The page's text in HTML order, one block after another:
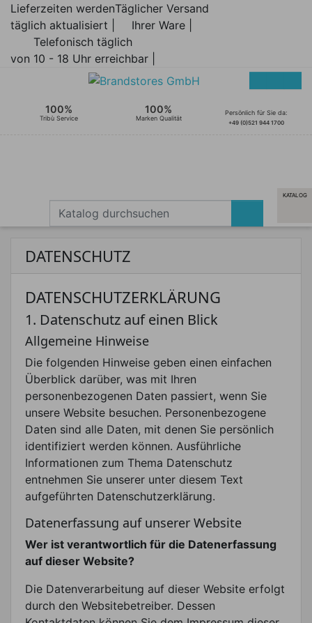
Lieferzeiten werden
täglich aktualisiert |
Täglicher Versand
Ihrer Ware |
Telefonisch täglich
von 10 - 18 Uhr erreichbar |
100%
Tribù Service
100%
Marken Qualität
Persönlich für Sie da:
+49 (0)521 944 1700
DATENSCHUTZ
DATENSCHUTZERKLÄRUNG
1. Datenschutz auf einen Blick
Allgemeine Hinweise
Die folgenden Hinweise geben einen einfachen
Überblick darüber, was mit Ihren
personenbezogenen Daten passiert, wenn Sie
unsere Website besuchen. Personenbezogene
Daten sind alle Daten, mit denen Sie persönlich
identifiziert werden können. Ausführliche
Informationen zum Thema Datenschutz
entnehmen Sie unserer unter diesem Text
aufgeführten Datenschutzerklärung.
Datenerfassung auf unserer Website
Wer ist verantwortlich für die Datenerfassung
auf dieser Website?
Die Datenverarbeitung auf dieser Website erfolgt
durch den Websitebetreiber. Dessen
KATALOG